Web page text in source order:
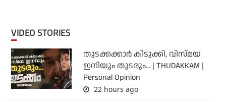
VIDEO STORIES
തുടക്കക്കാര്‍ കിടുക്കി, വിസ്മയ
ഇനിയും തുടരും... | THUDAKKAM |
Personal Opinion
22 hours ago